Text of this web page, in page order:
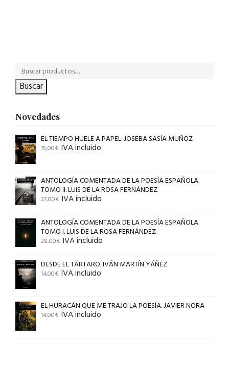
Buscar
Novedades
EL TIEMPO HUELE A PAPEL. JOSEBA SASÍA MUÑOZ
15,00€ IVA incluido
ANTOLOGÍA COMENTADA DE LA POESÍA ESPAÑOLA.
TOMO II. LUIS DE LA ROSA FERNÁNDEZ
27,00€ IVA incluido
ANTOLOGÍA COMENTADA DE LA POESÍA ESPAÑOLA.
TOMO I. LUIS DE LA ROSA FERNÁNDEZ
28,00€ IVA incluido
DESDE EL TÁRTARO. IVÁN MARTÍN YÁÑEZ
14,00€ IVA incluido
EL HURACÁN QUE ME TRAJO LA POESÍA. JAVIER NORA
14,00€ IVA incluido